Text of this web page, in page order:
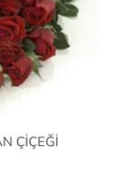
ÇİÇEĞİ